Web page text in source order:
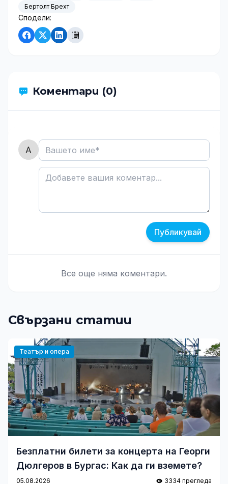
Бертолт Брехт
Сподели:
Коментари (0)
Публикувай
Все още няма коментари.
Свързани статии
Театър и опера
Безплатни билети за концерта на Георги
Дюлгеров в Бургас: Как да ги вземете?
05.08.2026 3334 прегледа